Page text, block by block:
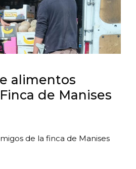
alimentos
de Manises
de la finca de Manises